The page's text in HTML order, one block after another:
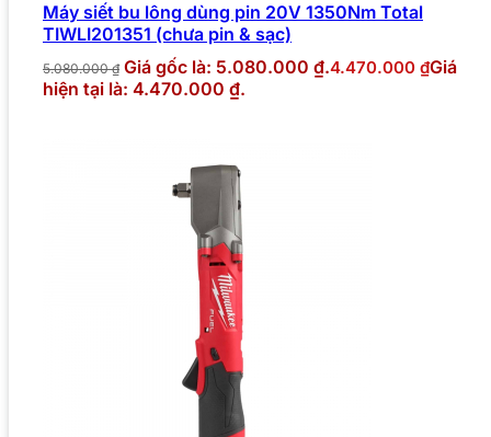
Máy siết bu lông dùng pin 20V 1350Nm Total
TIWLI201351 (chưa pin & sạc)
5.080.000₫ Giá gốc là: 5.080.000 ₫.4.470.000 ₫Giá
hiện tại là: 4.470.000 ₫.